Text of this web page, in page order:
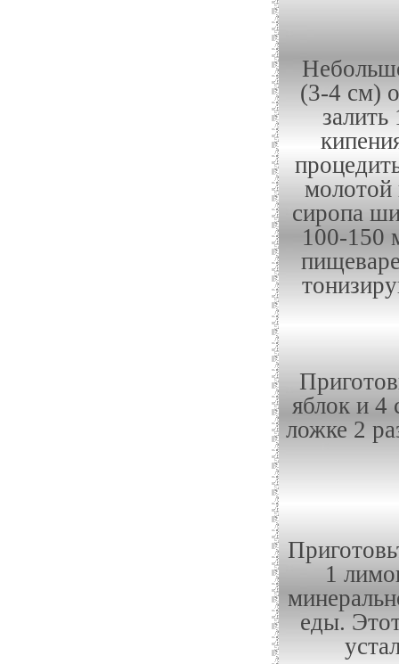
(3-4 см)
молотой
сиропа
100-150
яблок и 4
ложке 2
1
еды.